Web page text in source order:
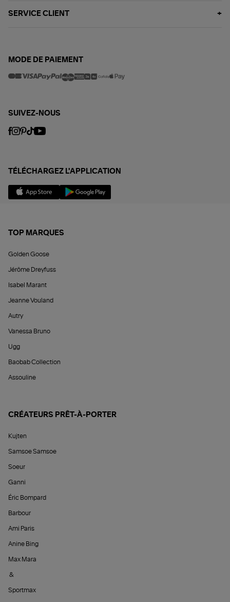
SERVICE CLIENT
MODE DE PAIEMENT
SUIVEZ-NOUS
TÉLÉCHARGEZ L'APPLICATION
TOP MARQUES
Golden Goose
Jérôme Dreyfuss
Isabel Marant
Jeanne Vouland
Autry
Vanessa Bruno
Ugg
Baobab Collection
Assouline
CRÉATEURS PRÊT-À-PORTER
Kujten
Samsoe Samsoe
Soeur
Ganni
Éric Bompard
Barbour
Ami Paris
Anine Bing
Max Mara
&
Sportmax